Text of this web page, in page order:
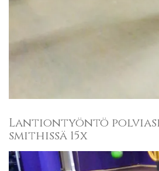
Lantiontyöntö
smithissä 15x